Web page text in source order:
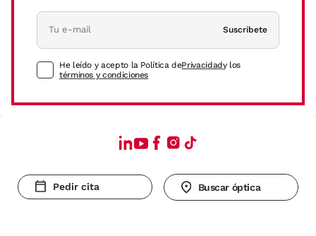
Suscríbete
He leído y acepto la Política dePrivacidady los
términos y condiciones
Pedir cita Buscar óptica